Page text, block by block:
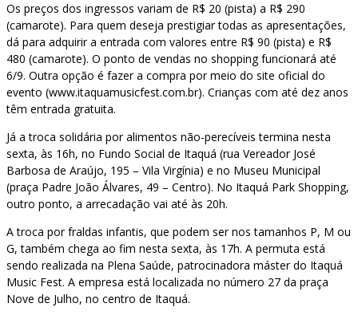
Os preços dos ingressos variam de R$ 20 (pista) a R$ 290
(camarote). Para quem deseja prestigiar todas as apresentações,
dá para adquirir a entrada com valores entre R$ 90 (pista) e R$
480 (camarote). O ponto de vendas no shopping funcionará até
6/9. Outra opção é fazer a compra por meio do site oficial do
evento (www.itaquamusicfest.com.br). Crianças com até dez anos
têm entrada gratuita.
Já a troca solidária por alimentos não-perecíveis termina nesta
sexta, às 16h, no Fundo Social de Itaquá (rua Vereador José
Barbosa de Araújo, 195 – Vila Virgínia) e no Museu Municipal
(praça Padre João Álvares, 49 – Centro). No Itaquá Park Shopping,
outro ponto, a arrecadação vai até às 20h.
A troca por fraldas infantis, que podem ser nos tamanhos P, M ou
G, também chega ao fim nesta sexta, às 17h. A permuta está
sendo realizada na Plena Saúde, patrocinadora máster do Itaquá
Music Fest. A empresa está localizada no número 27 da praça
Nove de Julho, no centro de Itaquá.